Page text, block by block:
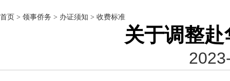
首页 > 领事侨务 > 办证须知 > 收费标准
关于调整